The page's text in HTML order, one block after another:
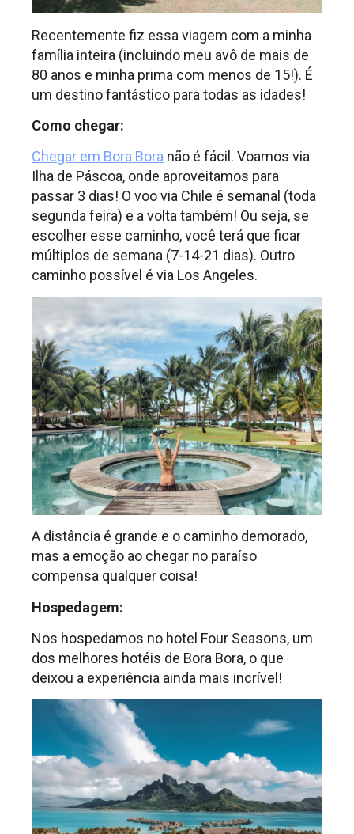
Recentemente fiz essa viagem com a minha
família inteira (incluindo meu avô de mais de
80 anos e minha prima com menos de 15!). É
um destino fantástico para todas as idades!
Como chegar:
Chegar em Bora Bora não é fácil. Voamos via
Ilha de Páscoa, onde aproveitamos para
passar 3 dias! O voo via Chile é semanal (toda
segunda feira) e a volta também! Ou seja, se
escolher esse caminho, você terá que ficar
múltiplos de semana (7-14-21 dias). Outro
caminho possível é via Los Angeles.
A distância é grande e o caminho demorado,
mas a emoção ao chegar no paraíso
compensa qualquer coisa!
Hospedagem:
Nos hospedamos no hotel Four Seasons, um
dos melhores hotéis de Bora Bora, o que
deixou a experiência ainda mais incrível!